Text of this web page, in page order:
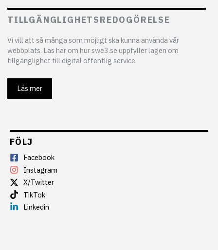
TILLGÄNGLIGHETSREDOGÖRELSE
Vi vill att så många som möjligt ska kunna använda vår
webbplats. Läs här om hur swe3.se uppfyller lagen om
tillgänglighet till digital offentlig service.
Läs mer
FÖLJ
Facebook
Instagram
X/Twitter
TikTok
Linkedin